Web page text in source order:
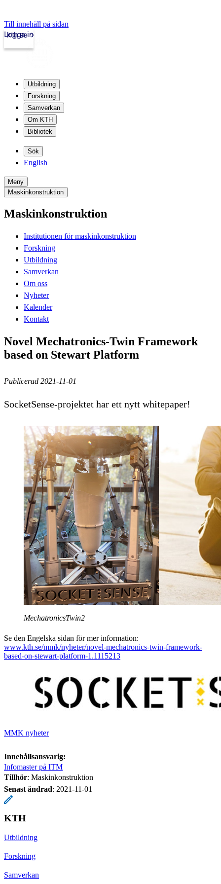
Till innehåll på sidan
kth.se
Logga in
Utbildning
Forskning
Samverkan
Om KTH
Bibliotek
Sök
English
Meny
Maskinkonstruktion
Maskinkonstruktion
Institutionen för maskinkonstruktion
Forskning
Utbildning
Samverkan
Om oss
Nyheter
Kalender
Kontakt
Novel Mechatronics-Twin Framework
based on Stewart Platform
Publicerad 2021-11-01
SocketSense-projektet har ett nytt whitepaper!
MechatronicsTwin2
Se den Engelska sidan för mer information:
www.kth.se/mmk/nyheter/novel-mechatronics-twin-framework-
based-on-stewart-platform-1.1115213
MMK nyheter
Innehållsansvarig:
Infomaster på ITM
Tillhör: Maskinkonstruktion
Senast ändrad: 2021-11-01
KTH
Utbildning
Forskning
Samverkan